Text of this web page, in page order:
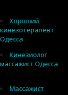
Хороший
кинезотерапевт
Одесса
Кинезиолог
массажист Одесса
Массажист